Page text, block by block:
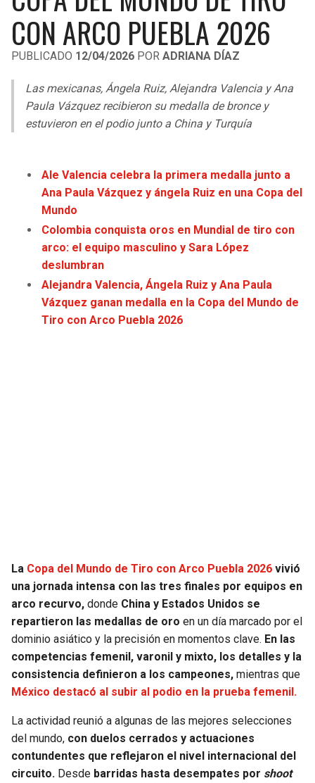
LIGA DE EXPANSIÓN MX
LEAGUES CUP
UEFA EUROPA LEAGUE
UEFA CONFERENCE LEAGUE
COPA LIBERTADORES
COPA SUDAMERICANA
OTRAS LIGAS
RAIDERS
RAVENS
BROWNS
TEXANS
COLTS
RAMS
49ERS
SEAHAWKS
BEARS
PACKERS
CAVALIERS
PACERS
HAWKS
HEAT
MAGIC
ROCKETS
GRIZZLIES
PELICANS
SPURS
TIMBERWOLVES
CON ARCO PUEBLA 2026
PUBLICADO 12/04/2026 POR ADRIANA DÍAZ
Las mexicanas, Ángela Ruiz, Alejandra Valencia y Ana
Paula Vázquez recibieron su medalla de bronce y
estuvieron en el podio junto a China y Turquía
Ale Valencia celebra la primera medalla junto a
Ana Paula Vázquez y ángela Ruiz en una Copa del
Mundo
Colombia conquista oros en Mundial de tiro con
arco: el equipo masculino y Sara López
deslumbran
Alejandra Valencia, Ángela Ruiz y Ana Paula
Vázquez ganan medalla en la Copa del Mundo de
Tiro con Arco Puebla 2026
La Copa del Mundo de Tiro con Arco Puebla 2026 vivió
una jornada intensa con las tres finales por equipos en
arco recurvo, donde China y Estados Unidos se
repartieron las medallas de oro en un día marcado por el
dominio asiático y la precisión en momentos clave. En las
competencias femenil, varonil y mixto, los detalles y la
consistencia definieron a los campeones, mientras que
México destacó al subir al podio en la prueba femenil.
La actividad reunió a algunas de las mejores selecciones
del mundo, con duelos cerrados y actuaciones
contundentes que reflejaron el nivel internacional del
circuito. Desde barridas hasta desempates por shoot